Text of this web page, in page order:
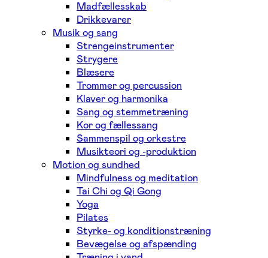
Madfællesskab
Drikkevarer
Musik og sang
Strengeinstrumenter
Strygere
Blæsere
Trommer og percussion
Klaver og harmonika
Sang og stemmetræning
Kor og fællessang
Sammenspil og orkestre
Musikteori og -produktion
Motion og sundhed
Mindfulness og meditation
Tai Chi og Qi Gong
Yoga
Pilates
Styrke- og konditionstræning
Bevægelse og afspænding